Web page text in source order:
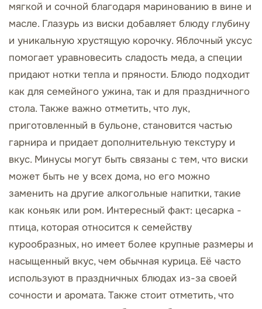
мягкой и сочной благодаря маринованию в вине и
масле. Глазурь из виски добавляет блюду глубину
и уникальную хрустящую корочку. Яблочный уксус
помогает уравновесить сладость меда, а специи
придают нотки тепла и пряности. Блюдо подходит
как для семейного ужина, так и для праздничного
стола. Также важно отметить, что лук,
приготовленный в бульоне, становится частью
гарнира и придает дополнительную текстуру и
вкус. Минусы могут быть связаны с тем, что виски
может быть не у всех дома, но его можно
заменить на другие алкогольные напитки, такие
как коньяк или ром. Интересный факт: цесарка -
птица, которая относится к семейству
курообразных, но имеет более крупные размеры и
насыщенный вкус, чем обычная курица. Её часто
используют в праздничных блюдах из-за своей
сочности и аромата. Также стоит отметить, что